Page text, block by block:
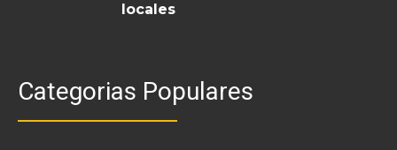
locales
Categorias Populares